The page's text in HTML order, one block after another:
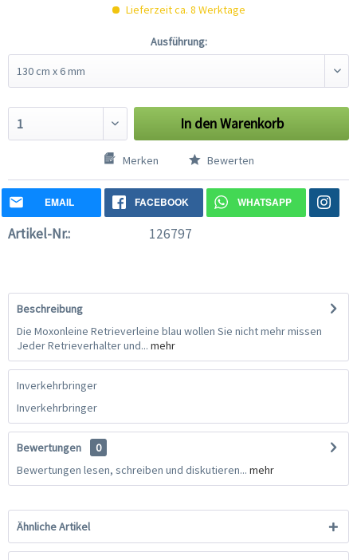
Lieferzeit ca. 8 Werktage
Ausführung:
In denWarenkorb
Merken Bewerten
EMAIL FACEBOOK WHATSAPP
Artikel-Nr.: 126797
Beschreibung
Die Moxonleine Retrieverleine blau wollen Sie nicht mehr missen
Jeder Retrieverhalter und... mehr
Inverkehrbringer
Inverkehrbringer
Bewertungen
0
Bewertungen lesen, schreiben und diskutieren... mehr
Ähnliche Artikel